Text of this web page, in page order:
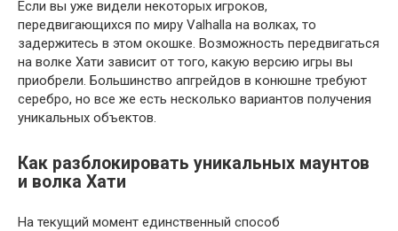
Если вы уже видели некоторых игроков,
передвигающихся по миру Valhalla на волках, то
задержитесь в этом окошке. Возможность передвигаться
на волке Хати зависит от того, какую версию игры вы
приобрели. Большинство апгрейдов в конюшне требуют
серебро, но все же есть несколько вариантов получения
уникальных объектов.
Как разблокировать уникальных маунтов
и волка Хати
На текущий момент единственный способ